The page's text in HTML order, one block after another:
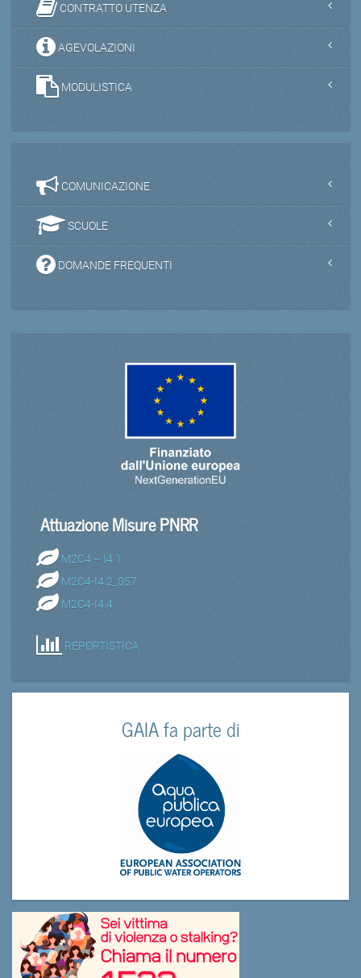
CONTRATTO UTENZA
AGEVOLAZIONI
MODULISTICA
COMUNICAZIONE
SCUOLE
DOMANDE FREQUENTI
Attuazione Misure PNRR
M2C4 – I4.1
M2C4-I4.2_057
M2C4-I4.4
REPORTISTICA
GAIA fa parte di